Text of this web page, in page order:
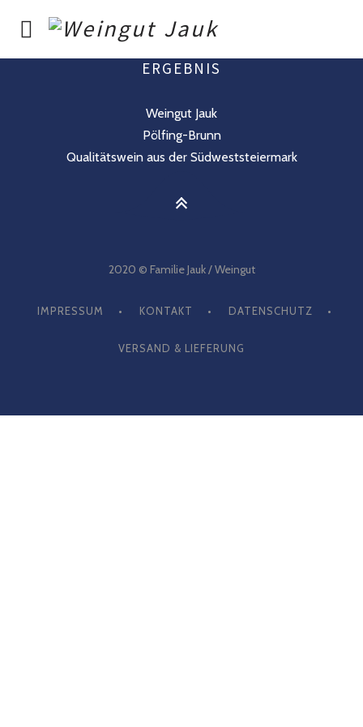
WEIN IST UNSERE VORLIEBE – GESCHMACK
IM GLAS UNSER ZIEL – FREUNDE ALS
ERGEBNIS
Weingut Jauk
Pölfing-Brunn
Qualitätswein aus der Südweststeiermark
2020 © Familie Jauk / Weingut
IMPRESSUM KONTAKT DATENSCHUTZ
VERSAND & LIEFERUNG